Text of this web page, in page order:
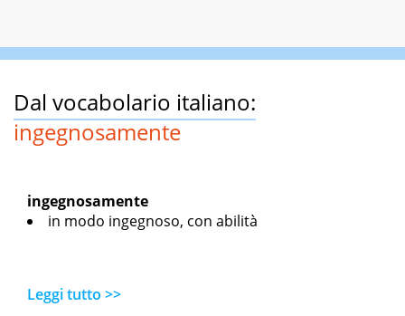
Dal vocabolario italiano:
ingegnosamente
ingegnosamente
in modo ingegnoso, con abilità
Leggi tutto >>